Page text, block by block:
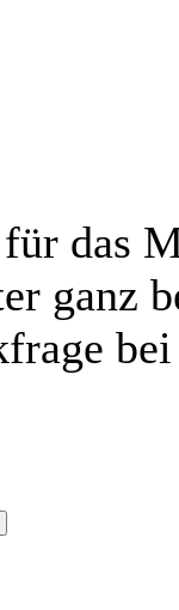
das
ganz